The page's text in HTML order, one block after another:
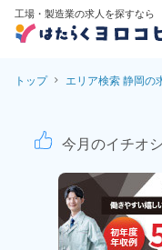
工場・製造業の求人を探すなら
トップ エリア検索 静岡の
ペット用
今月のイチオ